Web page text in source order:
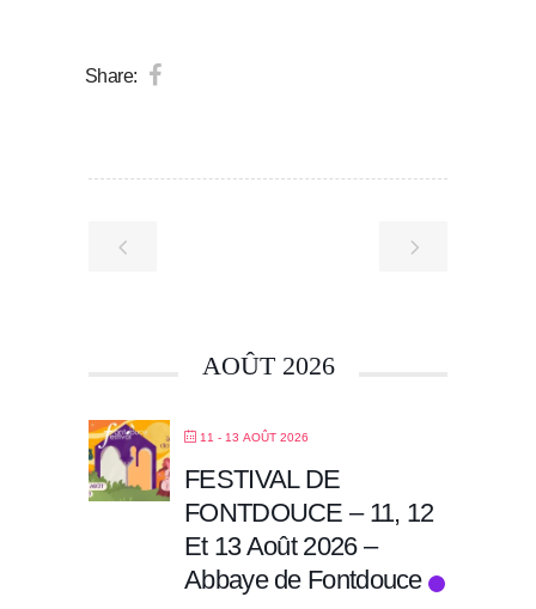
Share:
AOÛT 2026
11 - 13 AOÛT 2026
FESTIVAL DE
FONTDOUCE – 11, 12
Et 13 Août 2026 –
Abbaye de Fontdouce